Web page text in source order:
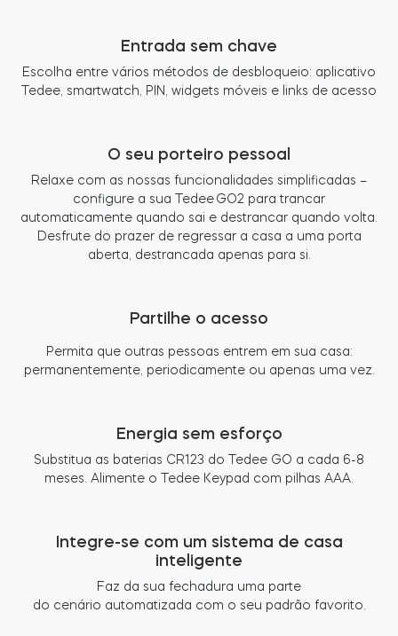
Entrada sem chave
Escolha entre vários métodos de desbloqueio: aplicativo
Tedee, smartwatch, PIN, widgets móveis e links de acesso
O seu porteiro pessoal
Relaxe com as nossas funcionalidades simplificadas –
configure a sua Tedee GO2 para trancar
automaticamente quando sai e destrancar quando volta.
Desfrute do prazer de regressar a casa a uma porta
aberta, destrancada apenas para si.
Partilhe o acesso
Permita que outras pessoas entrem em sua casa:
permanentemente, periodicamente ou apenas uma vez.
Energia sem esforço
Substitua as baterias CR123 do Tedee GO a cada 6-8
meses. Alimente o Tedee Keypad com pilhas AAA.
Integre-se com um sistema de casa
inteligente
Faz da sua fechadura uma parte
do cenário automatizada com o seu padrão favorito.